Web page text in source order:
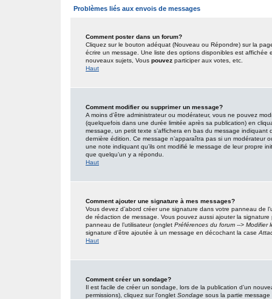
Problèmes liés aux envois de messages
Comment poster dans un forum?
Cliquez sur le bouton adéquat (Nouveau ou Répondre) sur la
écrire un message. Une liste des options disponibles est
nouveaux sujets, Vous pouvez participer aux votes, etc.
Haut
Comment modifier ou supprimer un message?
A moins d’être administrateur ou modérateur, vous ne pouvez
(quelquefois dans une durée limitée après sa publication) en
message, un petit texte s’affichera en bas du message indiquant
dernière édition. Ce message n’apparaîtra pas si un modérateur
une note indiquant qu’ils ont modifié le message de leur propre
que quelqu’un y a répondu.
Haut
Comment ajouter une signature à mes messages?
Vous devez d’abord créer une signature dans votre panneau de
de rédaction de message. Vous pouvez aussi ajouter la
panneau de l’utilisateur (onglet Préférences du forum --> Modifier
signature d’être ajoutée à un message en décochant la case
Haut
Comment créer un sondage?
Il est facile de créer un sondage, lors de la publication d’un
permissions), cliquez sur l’onglet Sondage sous la partie